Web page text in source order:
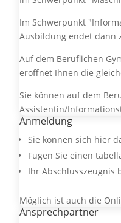
Im Schwerpunkt
Ausbildung endet dann
Auf dem Beruflichen
eröffnet Ihnen die
Sie können auf dem
Assistentin/
Anmeldung
Sie können sich hier
Fügen Sie einen
Ihr Abschlusszeugnis
Möglich ist auch die
Ansprechpartner